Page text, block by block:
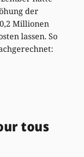
der
Millionen
lassen. So
tous